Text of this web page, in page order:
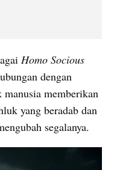
Homo Socious
dengan
memberikan
yang beradab dan
segalanya.